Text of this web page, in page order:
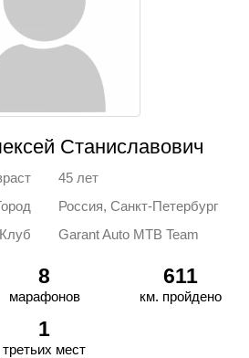
Станиславович
45 лет
Россия, Санкт-Петербург
Клуб
Garant Auto MTB Team
8
марафонов
611
км. пройдено
1
третьих мест